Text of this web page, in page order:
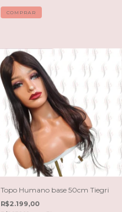
COMPRAR
Topo Humano base 50cm Tiegri
R$2.199,00